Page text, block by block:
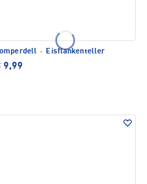
· Eisflankenteller
9,99